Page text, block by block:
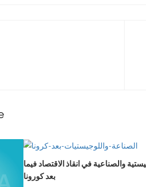
والصناعية في انقاذ الاقتصاد فيما
بعد كورونا